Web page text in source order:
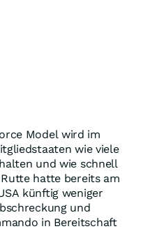
Model wird im
wie viele
und wie schnell
hatte bereits am
künftig weniger
und
in Bereitschaft